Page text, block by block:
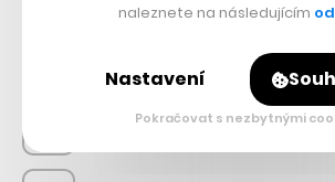
naleznete na následujícím
Nastavení
Pokračovat s nezbytnými